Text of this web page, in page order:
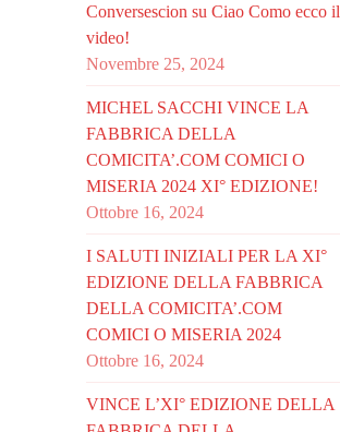
Conversescion su Ciao Como ecco il
video!
Novembre 25, 2024
MICHEL SACCHI VINCE LA
FABBRICA DELLA
COMICITA’.COM COMICI O
MISERIA 2024 XI° EDIZIONE!
Ottobre 16, 2024
I SALUTI INIZIALI PER LA XI°
EDIZIONE DELLA FABBRICA
DELLA COMICITA’.COM
COMICI O MISERIA 2024
Ottobre 16, 2024
VINCE L’XI° EDIZIONE DELLA